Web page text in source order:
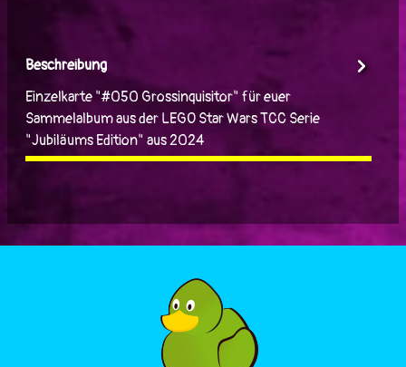
Beschreibung
Einzelkarte "#050 Grossinquisitor" für euer
Sammelalbum aus der LEGO Star Wars TCC Serie
"Jubiläums Edition" aus 2024